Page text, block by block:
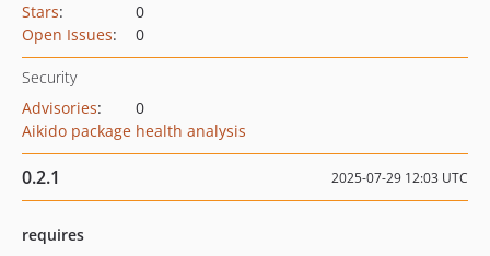
Stars:
0
Open Issues: 0
Security
Advisories:
0
Aikido package health analysis
0.2.1 2025-07-29 12:03 UTC
requires